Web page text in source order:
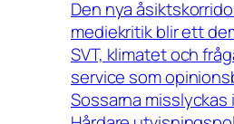
Den nya
mediekritik blir ett
SVT, klimatet och
service som
Sossarna misslyckas